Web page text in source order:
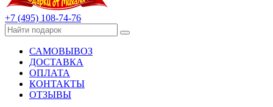
+7 (495) 108-74-76
САМОВЫВОЗ
ДОСТАВКА
ОПЛАТА
КОНТАКТЫ
ОТЗЫВЫ